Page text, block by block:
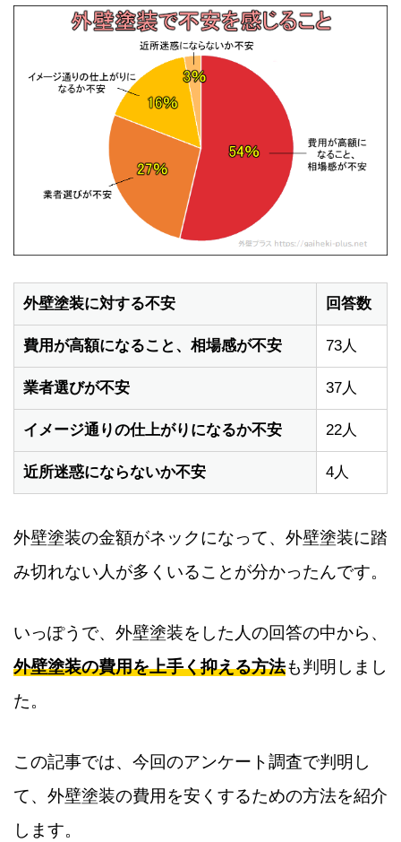
外壁塗装に対する不安 回答数
費用が高額になること、相場感が不安 73人
業者選びが不安 37人
イメージ通りの仕上がりになるか不安 22人
近所迷惑にならないか不安 4人
外壁塗装の金額がネックになって、外壁塗装に踏
み切れない人が多くいることが分かったんです。
いっぽうで、外壁塗装をした人の回答の中から、
外壁塗装の費用を上手く抑える方法も判明しまし
た。
この記事では、今回のアンケート調査で判明し
て、外壁塗装の費用を安くするための方法を紹介
します。